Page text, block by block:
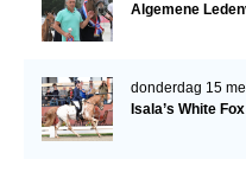
Algemene
donderdag 15
Isala’s White